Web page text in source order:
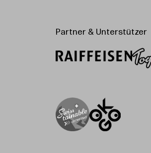
Partner & Unterstützer